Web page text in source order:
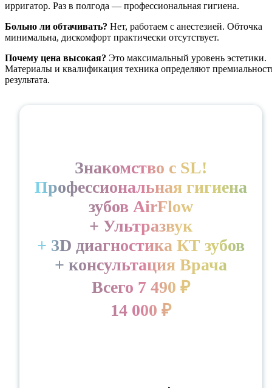
ирригатор. Раз в полгода — профессиональная гигиена.
Больно ли обтачивать? Нет, работаем с анестезией. Обточка
минимальна, дискомфорт практически отсутствует.
Почему цена высокая? Это максимальный уровень эстетики.
Материалы и квалификация техника определяют
результата.
Знакомство с SL!
Профессиональная гигиена
зубов AirFlow
+ Ультразвук
+ 3D диагностика КТ зубов
+ консультация Врача
Всего 7 490 ₽
14 000 ₽